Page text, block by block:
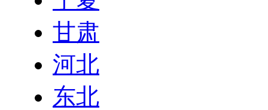
甘肃
河北
东北